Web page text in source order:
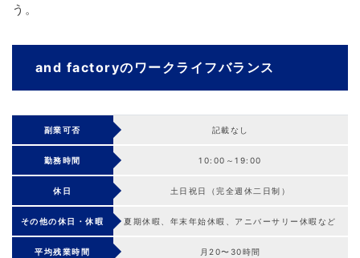
う。
and factoryのワークライフバランス
副業可否 記載なし
勤務時間 10:00～19:00
休日 土日祝日（完全週休二日制）
その他の休日・休暇 夏期休暇、年末年始休暇、アニバーサリー休暇など
平均残業時間 月20〜30時間